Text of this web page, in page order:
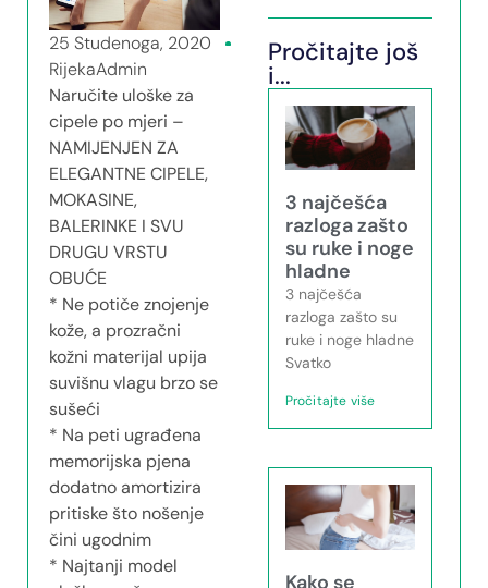
25 Studenoga, 2020
RijekaAdmin
Naručite uloške za
cipele po mjeri –
NAMIJENJEN ZA
ELEGANTNE CIPELE,
MOKASINE,
BALERINKE I SVU
DRUGU VRSTU
OBUĆE
* Ne potiče znojenje
kože, a prozračni
kožni materijal upija
suvišnu vlagu brzo se
sušeći
* Na peti ugrađena
memorijska pjena
dodatno amortizira
pritiske što nošenje
čini ugodnim
* Najtanji model
Pročitajte još
i...
3 najčešća
razloga zašto
su ruke i noge
hladne
3 najčešća
razloga zašto su
ruke i noge hladne
Svatko
Pročitajte više
Kako se